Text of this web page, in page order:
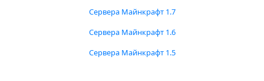
Сервера Майнкрафт 1.7
Сервера Майнкрафт 1.6
Сервера Майнкрафт 1.5